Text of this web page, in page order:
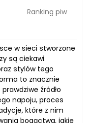
Ranking piw
w sieci stworzone
są ciekawi
stylów tego
to znacznie
źródło
napoju, proces
które z nim
bogactwa, jakie